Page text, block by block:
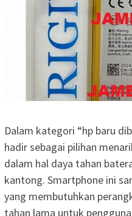
Dalam kategori “hp baru
hadir sebagai pilihan
dalam hal daya tahan
kantong. Smartphone ini
yang membutuhkan
tahan lama untuk